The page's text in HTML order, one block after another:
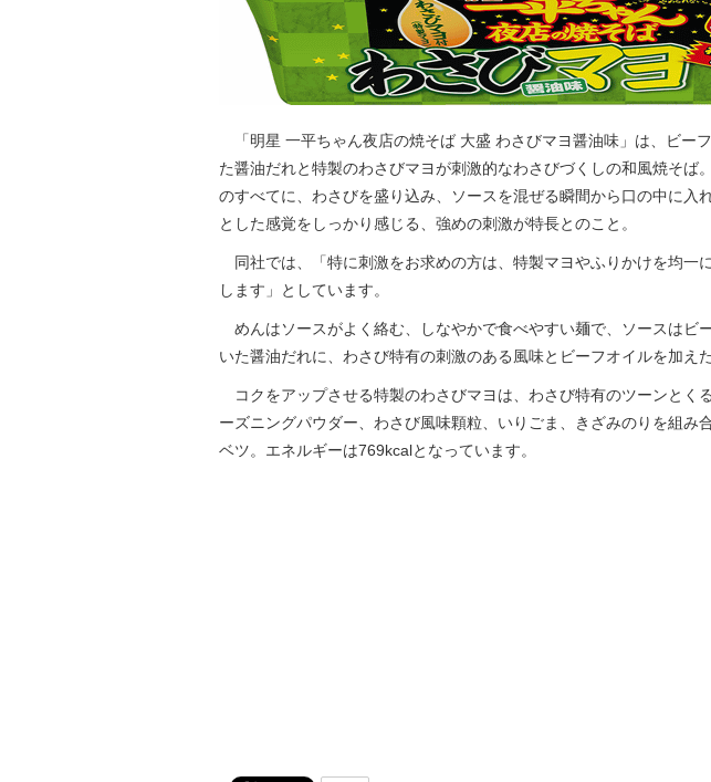
「明星 一平ちゃん夜店の焼そば 大盛 わさびマヨ醤油味」は、ビー
た醤油だれと特製のわさびマヨが刺激的なわさびづくしの和風焼そば
のすべてに、わさびを盛り込み、ソースを混ぜる瞬間から口の中に入
とした感覚をしっかり感じる、強めの刺激が特長とのこと。
同社では、「特に刺激をお求めの方は、特製マヨやふりかけを均一
します」としています。
めんはソースがよく絡む、しなやかで食べやすい麺で、ソースはビ
いた醤油だれに、わさび特有の刺激のある風味とビーフオイルを加え
コクをアップさせる特製のわさびマヨは、わさび特有のツーンとく
ーズニングパウダー、わさび風味顆粒、いりごま、きざみのりを組み
ベツ。エネルギーは769kcalとなっています。